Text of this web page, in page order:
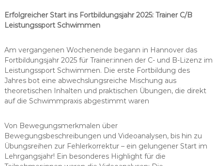
e
n
Erfolgreicher Start ins Fortbildungsjahr 2025: Trainer C/B
Leistungssport Schwimmen
Am vergangenen Wochenende begann in Hannover das
Fortbildungsjahr 2025 für Trainer:innen der C- und B-Lizenz im
Leistungssport Schwimmen. Die erste Fortbildung des
Jahres bot eine abwechslungsreiche Mischung aus
theoretischen Inhalten und praktischen Übungen, die direkt
auf die Schwimmpraxis abgestimmt waren
Von Bewegungsmerkmalen über
Bewegungsbeschreibungen und Videoanalysen, bis hin zu
Übungsreihen zur Fehlerkorrektur – ein gelungener Start im
Lehrgangsjahr! Ein besonderes Highlight für die